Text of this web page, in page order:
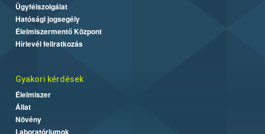
Ügyfélszolgálat
Hatósági jogsegély
Élelmiszermentő Központ
Hírlevél feliratkozás
Gyakori kérdések
Élelmiszer
Állat
Növény
Laboratóriumok